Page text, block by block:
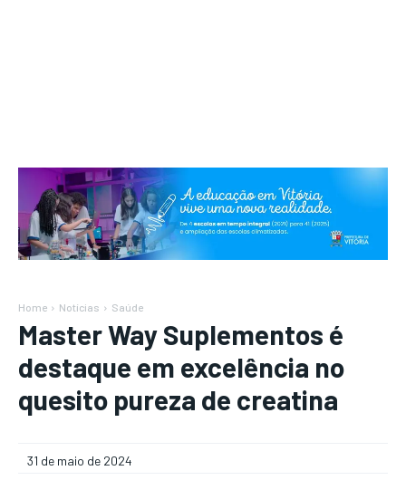
Home Notícias Saúde
Master Way Suplementos é
destaque em excelência no
quesito pureza de creatina
31 de maio de 2024